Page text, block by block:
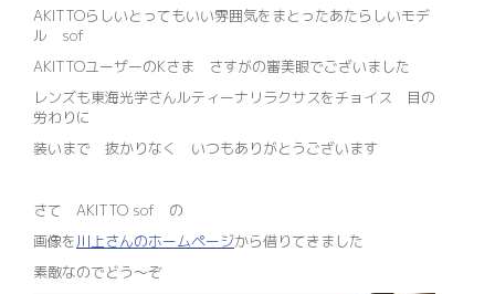
AKITTOらしいとってもいい雰囲気をまとったあたらしいモデ
ル sof
AKITTOユーザーのKさま さすがの審美眼でございました
レンズも東海光学さんルティーナリラクサスをチョイス 目の
労わりに
装いまで 抜かりなく いつもありがとうございます
さて AKITTO sof の
画像を川上さんのホームページから借りてきました
素敵なのでどう～ぞ